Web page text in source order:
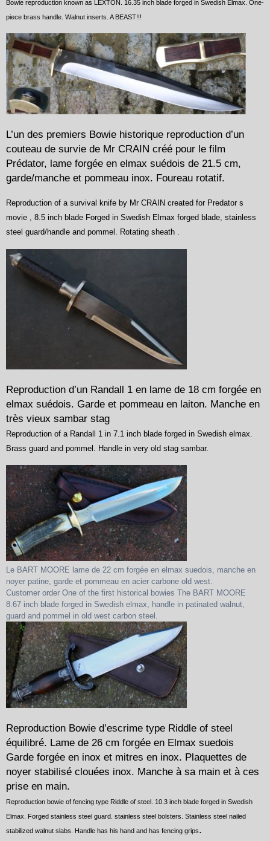
Bowie reproduction known as LEXTON. 16.35 inch blade forged in Swedish Elmax. One-
piece brass handle. Walnut inserts. A BEAST!!!
L’un des premiers Bowie historique reproduction d’un
couteau de survie de Mr CRAIN créé pour le film
Prédator, lame forgée en elmax suédois de 21.5 cm,
garde/manche et pommeau inox. Foureau rotatif.
Reproduction of a survival knife by Mr CRAIN created for Predator s
movie , 8.5 inch blade Forged in Swedish Elmax forged blade, stainless
steel guard/handle and pommel. Rotating sheath .
Reproduction d’un Randall 1 en lame de 18 cm forgée en
elmax suédois. Garde et pommeau en laiton. Manche en
très vieux sambar stag
Reproduction of a Randall 1 in 7.1 inch blade forged in Swedish elmax.
Brass guard and pommel. Handle in very old stag sambar.
Le BART MOORE lame de 22 cm forgée en elmax suedois, manche en
noyer patine, garde et pommeau en acier carbone old west.
Customer order One of the first historical bowies The BART MOORE
8.67 inch blade forged in Swedish elmax, handle in patinated walnut,
guard and pommel in old west carbon steel.
Reproduction Bowie d’escrime type Riddle of steel
équilibré. Lame de 26 cm forgée en Elmax suedois
Garde forgée en inox et mitres en inox. Plaquettes de
noyer stabilisé clouées inox. Manche à sa main et à ces
prise en main.
Reproduction bowie of fencing type Riddle of steel. 10.3 inch blade forged in Swedish
Elmax. Forged stainless steel guard. stainless steel bolsters. Stainless steel nailed
stabilized walnut slabs. Handle has his hand and has fencing grips.